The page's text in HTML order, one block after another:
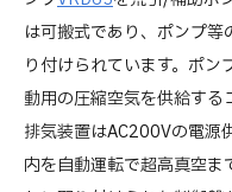
は可搬式であり、ポンプ
り付けられています。ポ
動用の圧縮空気を供給する
排気装置はAC200Vの電源
内を自動運転で超高真空ま